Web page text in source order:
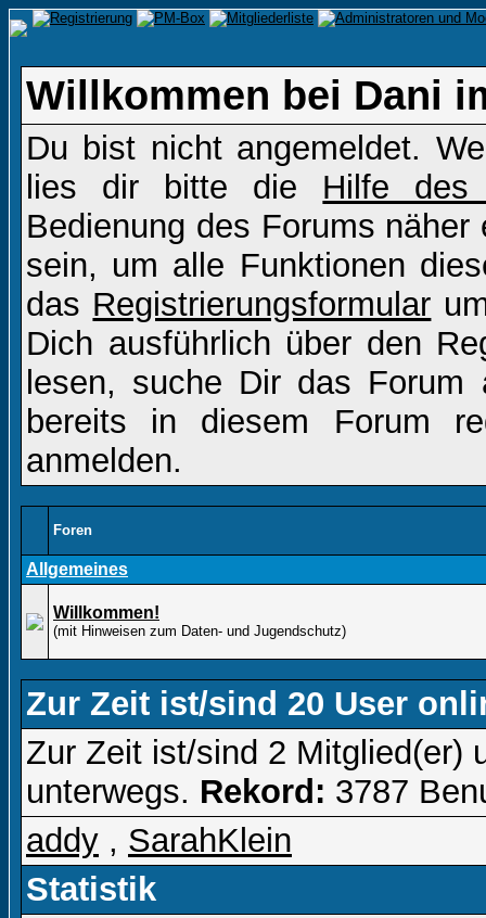
Willkommen bei Dani
Du bist nicht angemeldet.
lies dir bitte die Hilfe des
Bedienung des Forums
sein, um alle Funktionen
das Registrierungsformular
Dich ausführlich über den
lesen, suche Dir das
bereits in diesem Forum
anmelden.
Foren
Allgemeines
Willkommen!
(mit Hinweisen zum Daten- und Jugendschutz)
Zur Zeit ist/sind 20 User
Zur Zeit ist/sind 2 Mitglied(er)
unterwegs. Rekord: 3787
addy , SarahKlein
Statistik